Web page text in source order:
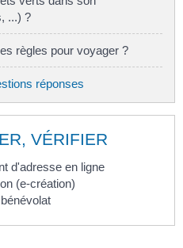
...) ?
règles pour voyager ?
réponses
VÉRIFIER
d'adresse en ligne
(e-création)